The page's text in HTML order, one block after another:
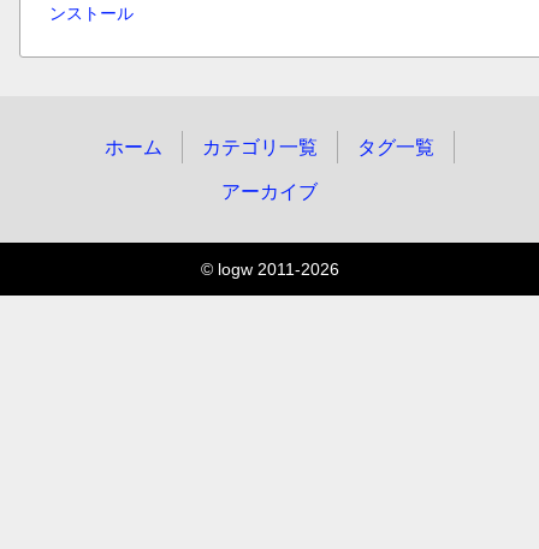
ンストール
ホーム カテゴリ一覧 タグ一覧
アーカイブ
© logw 2011-2026